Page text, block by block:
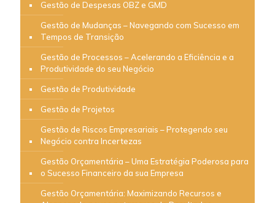
Gestão de Despesas OBZ e GMD
Gestão de Mudanças – Navegando com Sucesso em
Tempos de Transição
Gestão de Processos – Acelerando a Eficiência e a
Produtividade do seu Negócio
Gestão de Produtividade
Gestão de Projetos
Gestão de Riscos Empresariais – Protegendo seu
Negócio contra Incertezas
Gestão Orçamentária – Uma Estratégia Poderosa para
o Sucesso Financeiro da sua Empresa
Gestão Orçamentária: Maximizando Recursos e